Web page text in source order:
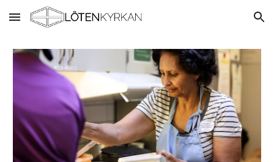
Skip to main content Skip to navigation